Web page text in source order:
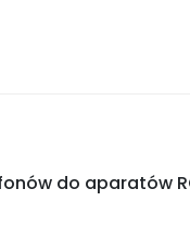
do aparatów